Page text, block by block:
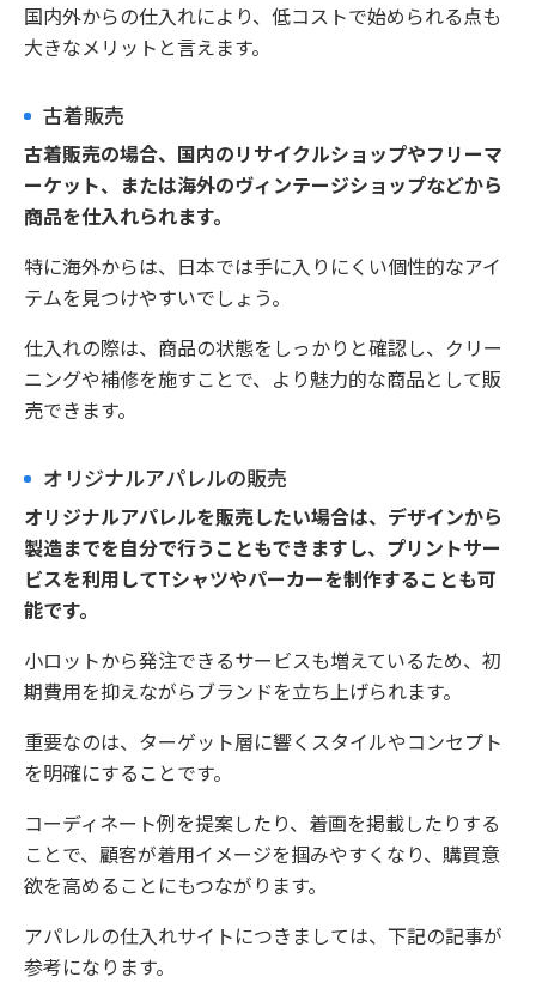
国内外からの仕入れにより、低コストで始められる点も
大きなメリットと言えます。
古着販売
古着販売の場合、国内のリサイクルショップやフリーマ
ーケット、または海外のヴィンテージショップなどから
商品を仕入れられます。
特に海外からは、日本では手に入りにくい個性的なアイ
テムを見つけやすいでしょう。
仕入れの際は、商品の状態をしっかりと確認し、クリー
ニングや補修を施すことで、より魅力的な商品として販
売できます。
オリジナルアパレルの販売
オリジナルアパレルを販売したい場合は、デザインから
製造までを自分で行うこともできますし、プリントサー
ビスを利用してTシャツやパーカーを制作することも可
能です。
小ロットから発注できるサービスも増えているため、初
期費用を抑えながらブランドを立ち上げられます。
重要なのは、ターゲット層に響くスタイルやコンセプト
を明確にすることです。
コーディネート例を提案したり、着画を掲載したりする
ことで、顧客が着用イメージを掴みやすくなり、購買意
欲を高めることにもつながります。
アパレルの仕入れサイトにつきましては、下記の記事が
参考になります。